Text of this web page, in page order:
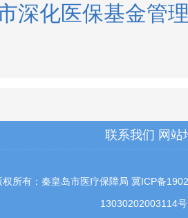
深化医保基金管
联系我们 网站
权所有：秦皇岛市医疗保障局 冀ICP备
13030202003114号